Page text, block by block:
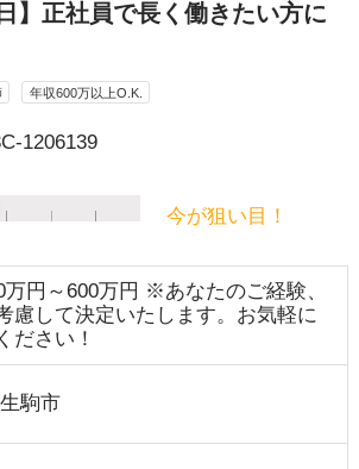
】正社員で長く働きたい方に
年収600万以上O.K.
1206139
今が狙い目！
万円～600万円 ※あなたのご経験、
慮して決定いたします。お気軽に
ださい！
駒市